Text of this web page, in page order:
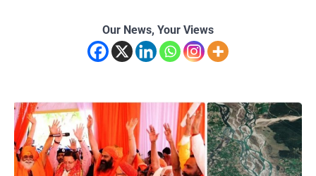
Our News, Your Views